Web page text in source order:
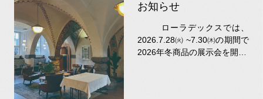
お知らせ
ローラデックスでは、
2026.7.28㈫ ~7.30㈭の期間で
2026年冬商品の展示会を開…